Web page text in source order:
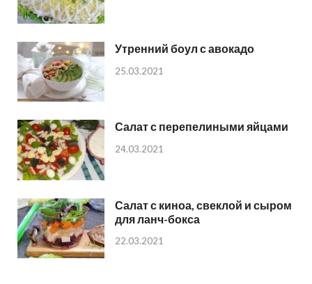
Утренний боул с авокадо
25.03.2021
Салат с перепелиными яйцами
24.03.2021
Салат с киноа, свеклой и сыром
для ланч-бокса
22.03.2021